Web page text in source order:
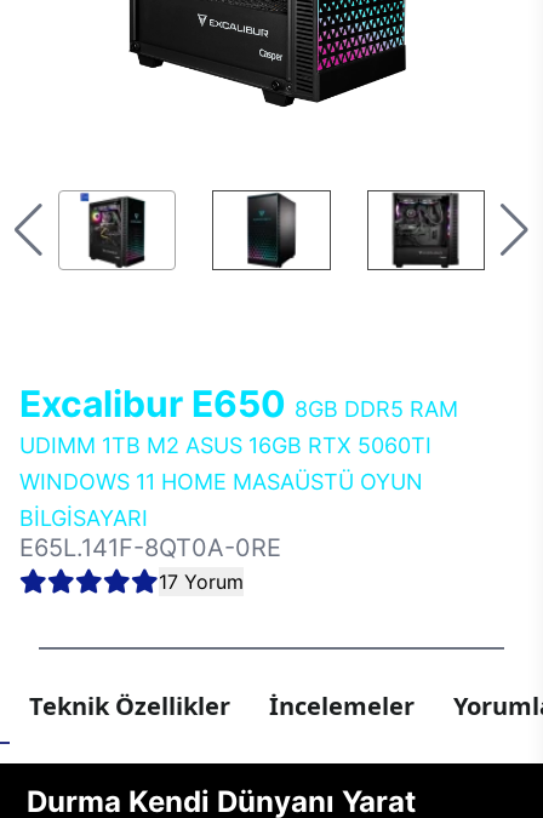
Excalibur E650 8GB DDR5 RAM
UDIMM 1TB M2 ASUS 16GB RTX 5060TI
WINDOWS 11 HOME MASAÜSTÜ OYUN
BİLGİSAYARI
E65L.141F-8QT0A-0RE
17 Yorum
Teknik Özellikler İncelemeler
Durma Kendi Dünyanı Yarat